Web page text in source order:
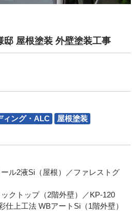
邸 屋根塗装 外壁塗装工事
ィング・ALC
屋根塗装
ル2液Si（屋根）／ファレストグ
クトップ（2階外壁）／KP-120
仕上工法 WBアートSi（1階外壁）